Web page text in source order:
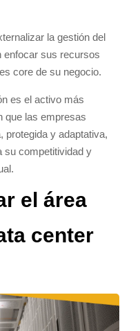
la gestión del
enfocar sus recursos
core de su negocio.
es el activo más
que las empresas
protegida y adaptativa,
su competitividad y
el área
center